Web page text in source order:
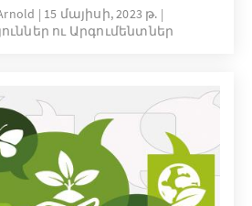
gibt es bereits viele
Nachwuchses, von
Leitungsebenen
Aber wie bewerten
die aktiv in der
die Arbeitsbedingungen
von Promovierenden und
15 մայիսի, 2023 թ.
ու Արգումենտներ